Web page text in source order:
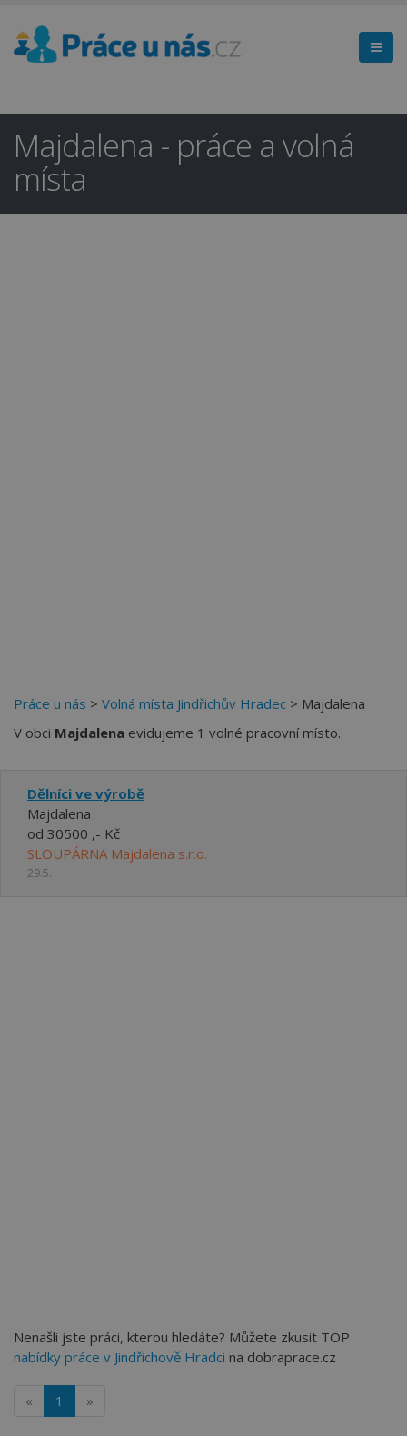
Majdalena - práce a volná
místa
Práce u nás > Volná místa Jindřichův Hradec > Majdalena
V obci Majdalena evidujeme 1 volné pracovní místo.
Dělníci ve výrobě
Majdalena
od 30500 ,- Kč
SLOUPÁRNA Majdalena s.r.o.
29.5.
Nenašli jste práci, kterou hledáte? Můžete zkusit TOP
nabídky práce v Jindřichově Hradci na dobraprace.cz
« 1 »